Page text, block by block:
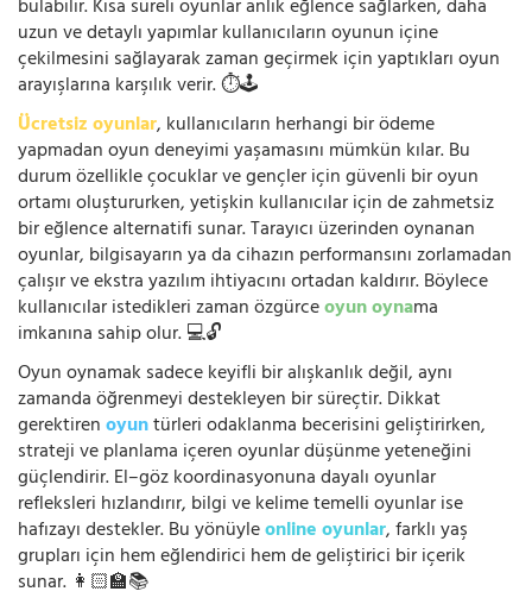
bulabilir. Kısa süreli oyunlar anlık eğlence sağlarken, daha
uzun ve detaylı yapımlar kullanıcıların oyunun içine
çekilmesini sağlayarak zaman geçirmek için yaptıkları oyun
arayışlarına karşılık verir. ⏱️🕹️
Ücretsiz oyunlar, kullanıcıların herhangi bir ödeme
yapmadan oyun deneyimi yaşamasını mümkün kılar. Bu
durum özellikle çocuklar ve gençler için güvenli bir oyun
ortamı oluştururken, yetişkin kullanıcılar için de zahmetsiz
bir eğlence alternatifi sunar. Tarayıcı üzerinden oynanan
oyunlar, bilgisayarın ya da cihazın performansını zorlamadan
çalışır ve ekstra yazılım ihtiyacını ortadan kaldırır. Böylece
kullanıcılar istedikleri zaman özgürceoyun oynama
imkanına sahip olur. 💻🔓
Oyun oynamak sadece keyifli bir alışkanlık değil, aynı
zamanda öğrenmeyi destekleyen bir süreçtir. Dikkat
gerektirenoyuntürleri odaklanma becerisini geliştirirken,
strateji ve planlama içeren oyunlar düşünme yeteneğini
güçlendirir. El–göz koordinasyonuna dayalı oyunlar
refleksleri hızlandırır, bilgi ve kelime temelli oyunlar ise
hafızayı destekler. Bu yönüyleonline oyunlar, farklı yaş
grupları için hem eğlendirici hem de geliştirici bir içerik
sunar. 👩🏻‍🏫📚